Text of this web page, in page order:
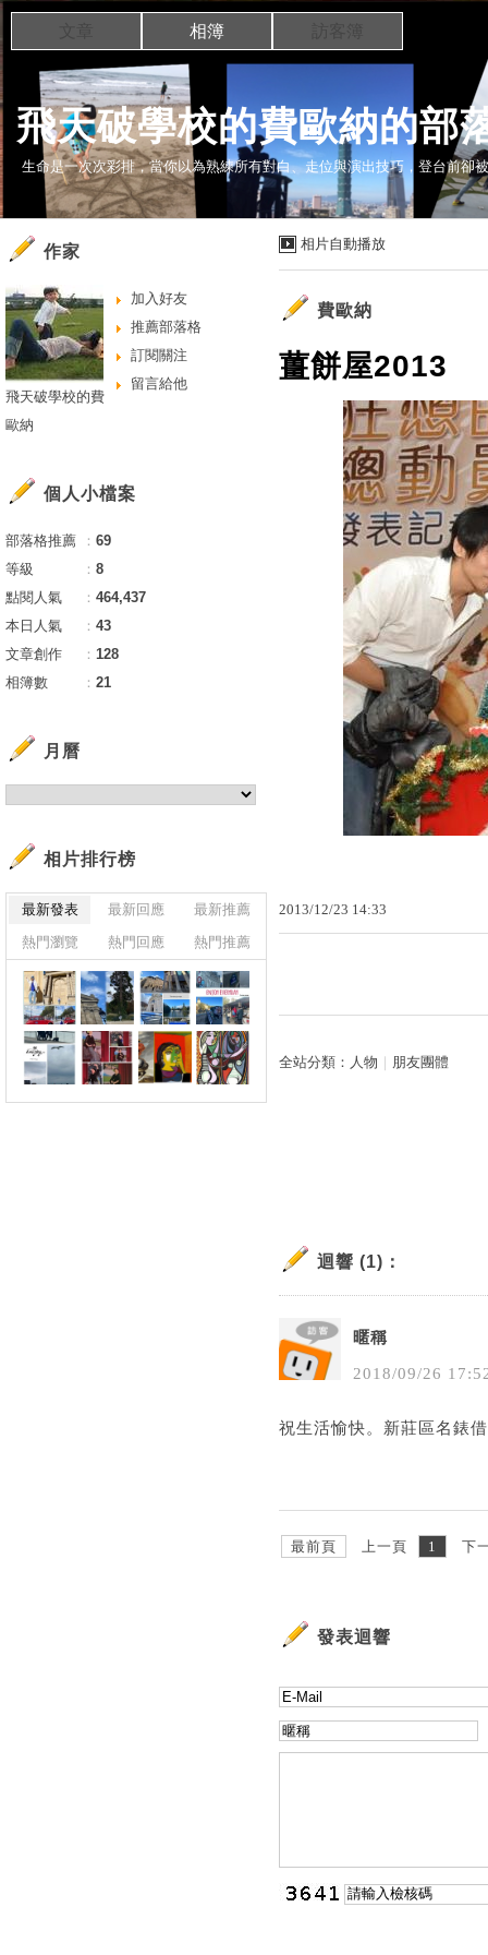
飛天破學校的費歐納的部
生命是一次次彩排，當你以為熟練所有對白、走位與演出技巧，登台前卻
相簿
相片自動播放
費歐納
薑餅屋2013
2013/12/23 14:33
全站分類： 人物 朋友團體
迴響 (1)：
暱稱
2018/09/26 17:
祝生活愉快。 新莊區名錶
最前頁 上一頁 1 下
發表迴響
作家
加入好友
推薦部落格
訂閱關注
留言給他
飛天破學校的費
歐納
個人小檔案
部落格推薦 ： 69
等級
： 8
點閱人氣
： 464,437
本日人氣
： 43
文章創作
： 128
相簿數
： 21
月曆
相片排行榜
最新發表 最新回應
最新推薦
熱門瀏覽
熱門回應 熱門推薦